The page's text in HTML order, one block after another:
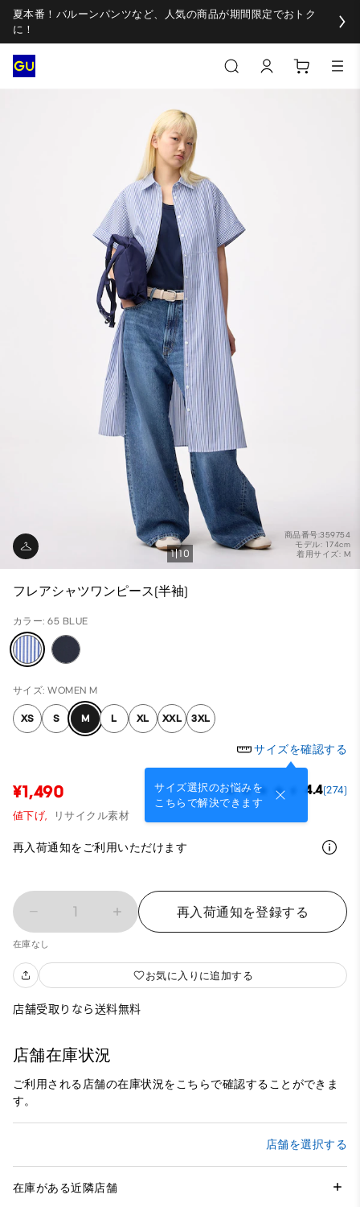
夏本番！バルーンパンツなど、人気の商品が期間限定でおトク
に！
商品番号:359754
モデル: 174cm
着用サイズ: M
1 10
フレアシャツワンピース(半袖)
カラー: 65 BLUE
サイズ: WOMEN M
XS S M L XL XXL 3XL
サイズを確認する
サイズ選択のお悩みを
こちらで解決できます
¥1,490 4.4(274)
値下げ, リサイクル素材
再入荷通知をご利用いただけます
1 再入荷通知を登録する
在庫なし
お気に入りに追加する
店舗受取りなら送料無料
店舗在庫状況
ご利用される店舗の在庫状況をこちらで確認することができま
す。
店舗を選択する
在庫がある近隣店舗